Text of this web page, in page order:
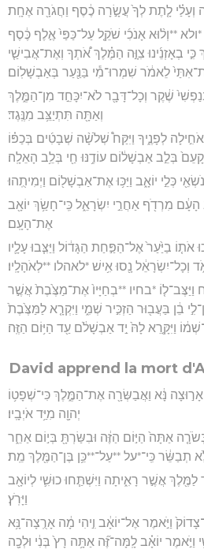
וְעָלַ֗י לָ֤תֶת לְךָ֙ עֲשָׂ֣רָה כֶ֔סֶף וַחֲגֹרָ֖ה אֶחָֽת׃
**וְל֨וּא אָנֹכִ֜י שֹׁקֵ֤ל עַל־כַּפַּי֙ אֶ֣לֶף כֶּ֔סֶף
בְאָזְנֵ֜ינוּ צִוָּ֣ה הַמֶּ֗לֶךְ אֹ֠תְךָ וְאֶת־אֲבִישַׁ֤י
לֵאמֹ֔ר שִׁמְרוּ־מִ֕י בַּנַּ֖עַר בְּאַבְשָׁלֽוֹם׃
שֶׁ֔קֶר וְכָל־דָּבָ֖ר לֹא־יִכָּחֵ֣ד מִן־הַמֶּ֑לֶךְ
וְאַתָּ֖ה תִּתְיַצֵּ֥ב מִנֶּֽגֶד׃
אֹחִ֣ילָה לְפָנֶ֑יךָ וַיִּקַּח֩ שְׁלֹשָׁ֨ה שְׁבָטִ֜ים בְּכַפּ֗וֹ
בְּלֵ֣ב אַבְשָׁל֔וֹם עוֹדֶ֥נּוּ חַ֖י בְּלֵ֥ב הָאֵלָֽה׃
כְּלֵ֣י יוֹאָ֑ב וַיַּכּ֥וּ אֶת־אַבְשָׁל֖וֹם וַיְמִיתֻֽהוּ׃
הָעָ֔ם מִרְדֹ֖ף אַחֲרֵ֣י יִשְׂרָאֵ֑ל כִּֽי־חָשַׂ֥ךְ יוֹאָ֖ב
אֶת־הָעָֽם׃
אֹת֤וֹ בַיַּ֙עַר֙ אֶל־הַפַּ֣חַת הַגָּד֔וֹל וַיַּצִּ֧בוּ עָלָ֛יו
וְכָל־יִשְׂרָאֵ֔ל נָ֖סוּ אִ֥ישׁ *לאהלו **לְאֹהָלָֽיו׃
*בחיו **בְחַיָּיו֙ אֶת־מַצֶּ֙בֶת֙ אֲשֶׁ֣ר
בֵ֔ן בַּעֲב֖וּר הַזְכִּ֣יר שְׁמִ֑י וַיִּקְרָ֤א לַמַּצֶּ֙בֶת֙
וַיִּקָּ֤רֵא לָהּ֙ יַ֣ד אַבְשָׁלֹ֔ם עַ֖ד הַיּ֥וֹם הַזֶּֽה׃
David apprend la mort
אָר֣וּצָה נָּ֔א וַאֲבַשְּׂרָ֖ה אֶת־הַמֶּ֑לֶךְ כִּי־שְׁפָט֥וֹ
יְהוָ֖ה מִיַּ֥ד אֹיְבָֽיו׃
בְּשֹׂרָ֤ה אַתָּה֙ הַיּ֣וֹם הַזֶּ֔ה וּבִשַּׂרְתָּ֖ בְּי֣וֹם אַחֵ֑ר
תְבַשֵּׂ֔ר כִּֽי־*על **עַל־**כֵּ֥ן בֶּן־הַמֶּ֖לֶךְ מֵֽת׃
לַמֶּ֖לֶךְ אֲשֶׁ֣ר רָאִ֑יתָה וַיִּשְׁתַּ֧חוּ כוּשִׁ֛י לְיוֹאָ֖ב
וַיָּרֹֽץ׃
וַיֹּ֣אמֶר אֶל־יוֹאָ֔ב וִ֣יהִי מָ֔ה אָרֻֽצָה־נָּ֥א
וַיֹּ֣אמֶר יוֹאָ֗ב לָֽמָּה־זֶּ֞ה אַתָּ֥ה רָץ֙ בְּנִ֔י וּלְכָ֖ה